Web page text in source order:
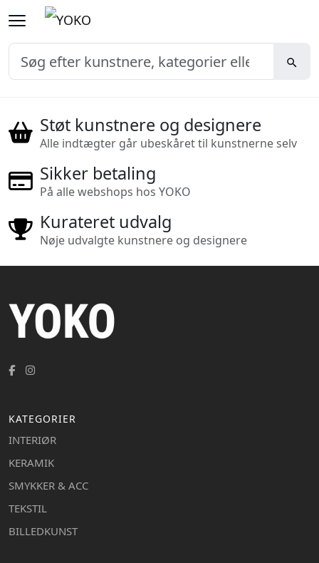
Støt kunstnere og designere
Alle indtægter går ubeskåret til kunstnerne selv
Sikker betaling
På alle webshops hos YOKO
Kurateret udvalg
Nøje udvalgte kunstnere og designere
KATEGORIER
INTERIØR
KERAMIK
SMYKKER & ACC
TEKSTIL
BILLEDKUNST